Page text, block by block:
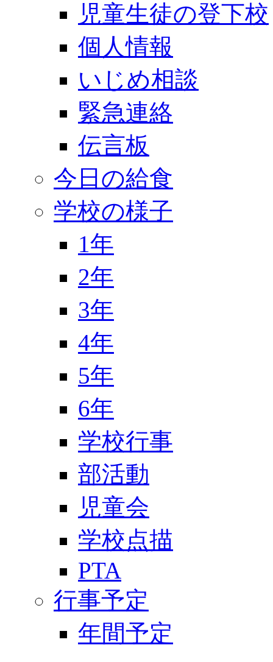
児童生徒の登下校
個人情報
いじめ相談
緊急連絡
伝言板
今日の給食
学校の様子
1年
2年
3年
4年
5年
6年
学校行事
部活動
児童会
学校点描
PTA
行事予定
年間予定